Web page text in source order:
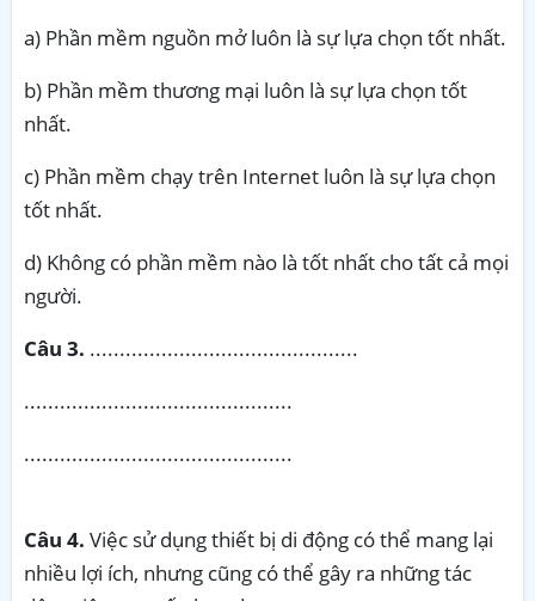
a) Phần mềm nguồn mở luôn là sự lựa chọn tốt nhất.
b) Phần mềm thương mại luôn là sự lựa chọn tốt
nhất.
c) Phần mềm chạy trên Internet luôn là sự lựa chọn
tốt nhất.
d) Không có phần mềm nào là tốt nhất cho tất cả mọi
người.
Câu 3. .............................................
.............................................
.............................................
Câu 4. Việc sử dụng thiết bị di động có thể mang lại
nhiều lợi ích, nhưng cũng có thể gây ra những tác